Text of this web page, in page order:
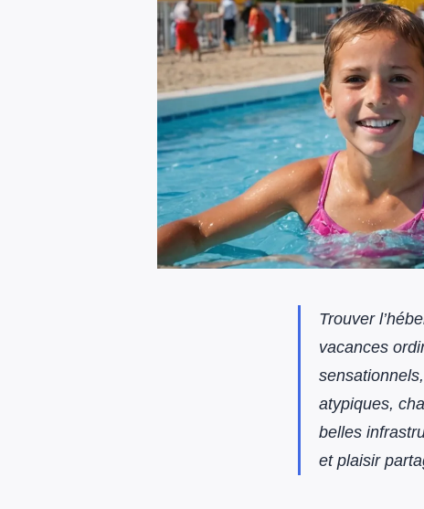
Trouver
vacances
atypiques,
belles
et plaisir